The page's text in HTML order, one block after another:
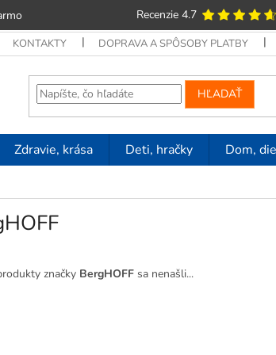
Recenzie 4.7
KONTAKTY DOPRAVA A SPÔSOBY PLATBY
HĽADAŤ
Zdravie, krása Deti, hračky Dom,
značky BergHOFF sa nenašli...